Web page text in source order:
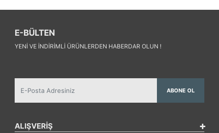
E-BÜLTEN
YENI VE INDIRIMLI ÜRÜNLERDEN HABERDAR OLUN !
ABONE OL
ALIŞVERİŞ